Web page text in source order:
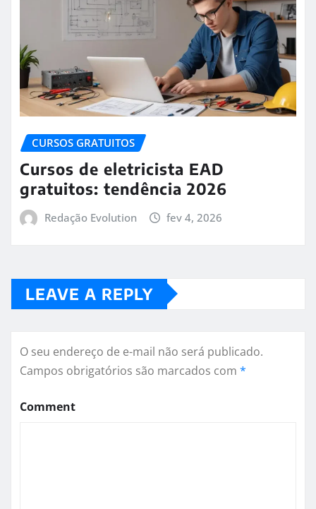
CURSOS GRATUITOS
Cursos de eletricista EAD
gratuitos: tendência 2026
Redação Evolution fev 4, 2026
LEAVE A REPLY
O seu endereço de e-mail não será publicado.
Campos obrigatórios são marcados com *
Comment